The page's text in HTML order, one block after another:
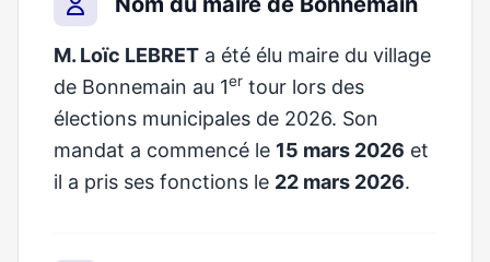
M. Loïc LEBRET a été élu maire du village
de Bonnemain au 1er tour lors des
élections municipales de 2026. Son
mandat a commencé le 15 mars 2026 et
il a pris ses fonctions le 22 mars 2026.